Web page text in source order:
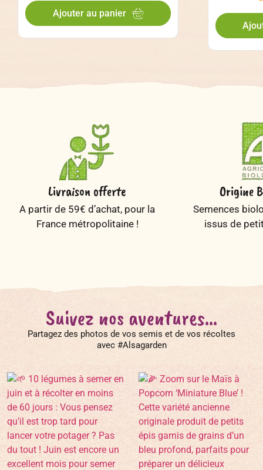
Ajouter au panier
Livraison offerte
A partir de 59€ d’achat, pour la
France métropolitaine !
Origine
Semences
issus de
Suivez nos aventures...
Partagez des photos de vos semis et de vos récoltes
avec #Alsagarden